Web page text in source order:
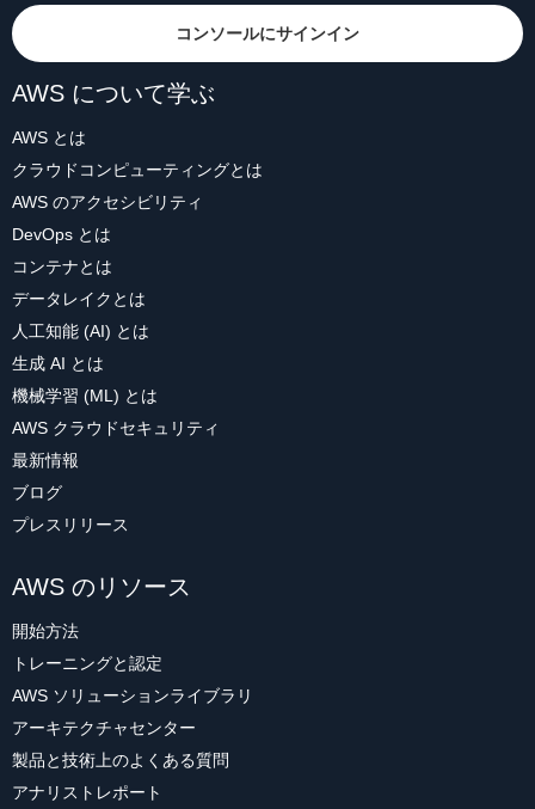
コンソールにサインイン
AWS について学ぶ
AWS とは
クラウドコンピューティングとは
AWS のアクセシビリティ
DevOps とは
コンテナとは
データレイクとは
人工知能 (AI) とは
生成 AI とは
機械学習 (ML) とは
AWS クラウドセキュリティ
最新情報
ブログ
プレスリリース
AWS のリソース
開始方法
トレーニングと認定
AWS ソリューションライブラリ
アーキテクチャセンター
製品と技術上のよくある質問
アナリストレポート